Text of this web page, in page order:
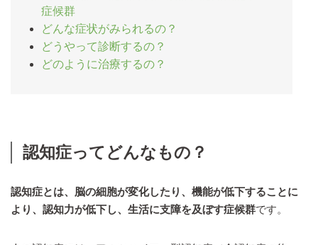
症候群
どんな症状がみられるの？
どうやって診断するの？
どのように治療するの？
認知症ってどんなもの？
認知症とは、脳の細胞が変化したり、機能が低下することに
より、認知力が低下し、生活に支障を及ぼす症候群です。